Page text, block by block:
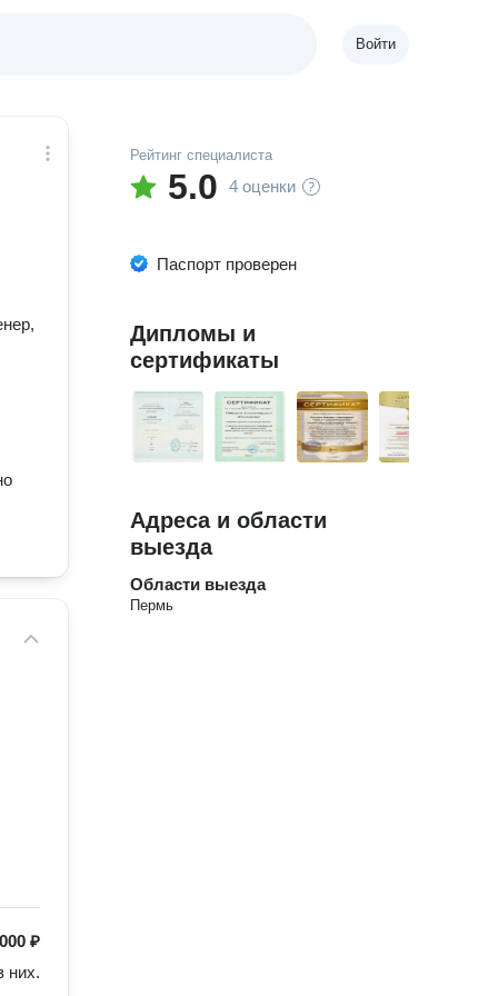
Войти
₽
них.
Рейтинг специалиста
5.0 4 оценки
Паспорт проверен
Дипломы и
сертификаты
Адреса и области
выезда
Области выезда
Пермь